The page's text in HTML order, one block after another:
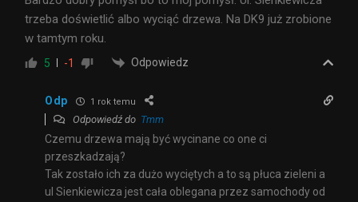
trzeba doświetlić albo wyciąć drzewa. Na DK9 już zrobione
w tamtym roku.
5 -1 Odpowiedz
Odp 1 rok temu
Odpowiedź do Tmm
Czemu drzewa mają być wycinane co one ci
przeszkadzają?
Tak zostało ich za dużo wyciętych a to są płuca zieleni a
ul Sienkiewicza jest cała oblegana przez samochody od